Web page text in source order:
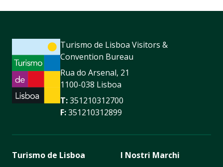
Turismo de Lisboa Visitors &
Convention Bureau
Rua do Arsenal, 21
1100-038 Lisboa
T:351210312700
F:351210312899
Turismo de Lisboa
I Nostri Marchi